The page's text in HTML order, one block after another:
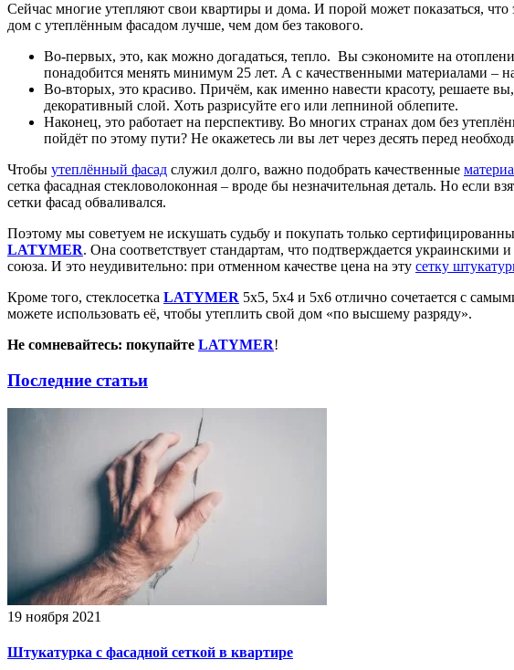
Сейчас многие утепляют свои квартиры и дома. И порой может показаться,
дом с утеплённым фасадом лучше, чем дом без такового.
Во-первых, это, как можно догадаться, тепло. Вы сэкономите на
понадобится менять минимум 25 лет. А с качественными материалами –
Во-вторых, это красиво. Причём, как именно навести красоту, решаете
декоративный слой. Хоть разрисуйте его или лепниной облепите.
Наконец, это работает на перспективу. Во многих странах дом без
пойдёт по этому пути? Не окажетесь ли вы лет через десять перед
Чтобы утеплённый фасад служил долго, важно подобрать качественные
сетка фасадная стекловолоконная – вроде бы незначительная деталь. Но если
сетки фасад обваливался.
Поэтому мы советуем не искушать судьбу и покупать только
LATYMER. Она соответствует стандартам, что подтверждается
союза. И это неудивительно: при отменном качестве цена на эту сетку
Кроме того, стеклосетка LATYMER 5х5, 5х4 и 5х6 отлично сочетается с
можете использовать её, чтобы утеплить свой дом «по высшему разряду».
Не сомневайтесь: покупайте LATYMER!
Последние статьи
19 ноября 2021
Штукатурка с фасадной сеткой в квартире